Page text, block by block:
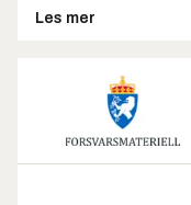
Les mer